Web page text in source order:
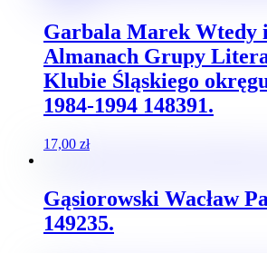
Garbala Marek Wtedy
Almanach Grupy
Klubie Śląskiego
1984-1994 148391.
17,00 zł
Gąsiorowski Wacław
149235.